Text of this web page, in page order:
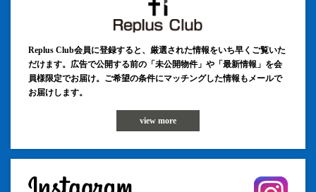
Replus Club会員に登録すると、厳選された情報をいち早くご覧いた
だけます。広告で公開する前の「未公開物件」や「最新情報」を会
員様限定でお届け。ご希望の条件にマッチングした情報もメールで
お届けします。
view more